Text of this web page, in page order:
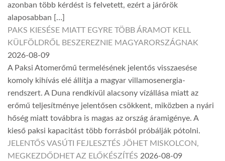
azonban több kérdést is felvetett, ezért a járőrök
alaposabban […]
PAKS KIESÉSE MIATT EGYRE TÖBB ÁRAMOT KELL
KÜLFÖLDRŐL BESZEREZNIE MAGYARORSZÁGNAK
2026-08-09
A Paksi Atomerőmű termelésének jelentős visszaesése
komoly kihívás elé állítja a magyar villamosenergia-
rendszert. A Duna rendkívül alacsony vízállása miatt az
erőmű teljesítménye jelentősen csökkent, miközben a nyári
hőség miatt továbbra is magas az ország áramigénye. A
kieső paksi kapacitást több forrásból próbálják pótolni.
JELENTŐS VASÚTI FEJLESZTÉS JÖHET MISKOLCON,
MEGKEZDŐDHET AZ ELŐKÉSZÍTÉS 2026-08-09